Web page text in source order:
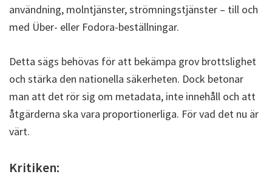
användning, molntjänster, strömningstjänster – till och
med Über- eller Fodora-beställningar.
Detta sägs behövas för att bekämpa grov brottslighet
och stärka den nationella säkerheten. Dock betonar
man att det rör sig om metadata, inte innehåll och att
åtgärderna ska vara proportionerliga. För vad det nu är
värt.
Kritiken: